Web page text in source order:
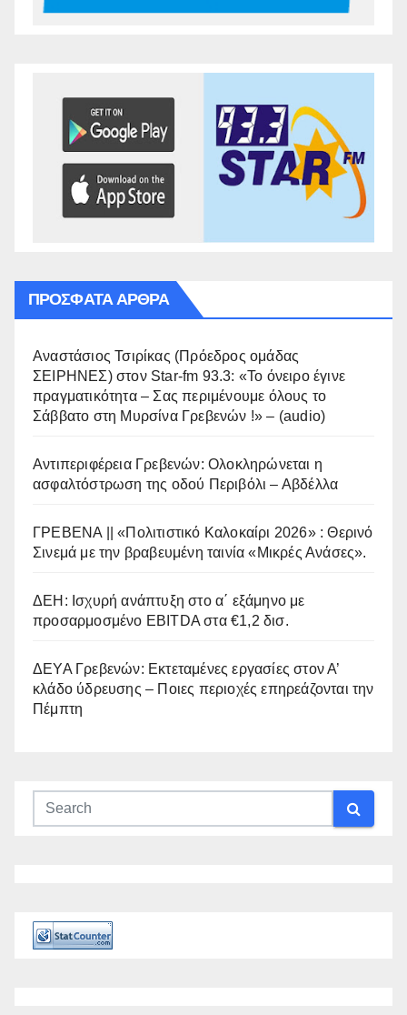
ΠΡΌΣΦΑΤΑ ΆΡΘΡΑ
Αναστάσιος Τσιρίκας (Πρόεδρος ομάδας
ΣΕΙΡΗΝΕΣ) στον Star-fm 93.3: «Το όνειρο έγινε
πραγματικότητα – Σας περιμένουμε όλους το
Σάββατο στη Μυρσίνα Γρεβενών !» – (audio)
Αντιπεριφέρεια Γρεβενών: Ολοκληρώνεται η
ασφαλτόστρωση της οδού Περιβόλι – Αβδέλλα
ΓΡΕΒΕΝΑ || «Πολιτιστικό Καλοκαίρι 2026» : Θερινό
Σινεμά με την βραβευμένη ταινία «Μικρές Ανάσες».
ΔΕΗ: Ισχυρή ανάπτυξη στο α΄ εξάμηνο με
προσαρμοσμένο EBITDA στα €1,2 δισ.
ΔΕΥΑ Γρεβενών: Εκτεταμένες εργασίες στον Α’
κλάδο ύδρευσης – Ποιες περιοχές επηρεάζονται την
Πέμπτη